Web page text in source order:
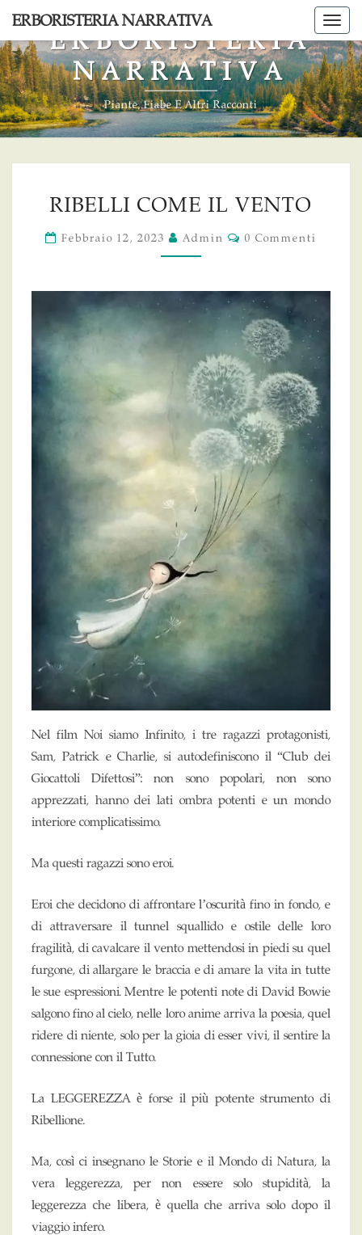
Skip
content
ERBORISTERIA NARRATIVA
ERBORISTERIA
NARRATIVA
Piante, Fiabe E Altri Racconti
COME
RIBELLI COME IL VENTO
Febbraio 12, 2023 Admin Commenti
0 Commenti
Nel film Noi siamo Infinito, i tre ragazzi protagonisti,
Sam, Patrick e Charlie, si autodefiniscono il “Club dei
Giocattoli Difettosi”: non sono popolari, non sono
apprezzati, hanno dei lati ombra potenti e un mondo
interiore complicatissimo.
Ma questi ragazzi sono eroi.
Eroi che decidono di affrontare l’oscurità fino in fondo, e
di attraversare il tunnel squallido e ostile delle loro
fragilità, di cavalcare il vento mettendosi in piedi su quel
furgone, di allargare le braccia e di amare la vita in tutte
le sue espressioni. Mentre le potenti note di David Bowie
salgono fino al cielo, nelle loro anime arriva la poesia, quel
ridere di niente, solo per la gioia di esser vivi, il sentire la
connessione con il Tutto.
La LEGGEREZZA è forse il più potente strumento di
Ribellione.
Ma, così ci insegnano le Storie e il Mondo di Natura, la
vera leggerezza, per non essere solo stupidità, la
leggerezza che libera, è quella che arriva solo dopo il
viaggio infero.